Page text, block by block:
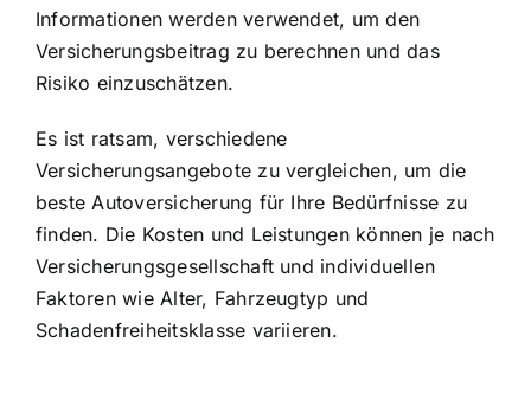
Informationen werden verwendet, um den
Versicherungsbeitrag zu berechnen und das
Risiko einzuschätzen.
Es ist ratsam, verschiedene
Versicherungsangebote zu vergleichen, um die
beste Autoversicherung für Ihre Bedürfnisse zu
finden. Die Kosten und Leistungen können je nach
Versicherungsgesellschaft und individuellen
Faktoren wie Alter, Fahrzeugtyp und
Schadenfreiheitsklasse variieren.